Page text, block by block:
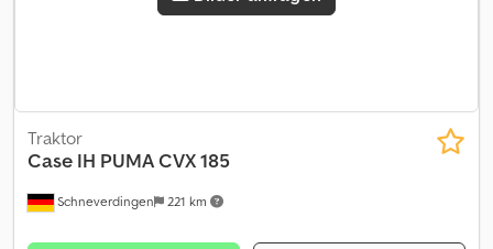
Schneverdingen 221 km
Traktor
Case IH PUMA CVX 185